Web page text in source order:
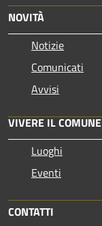
NOVITÀ
Notizie
Comunicati
Avvisi
VIVERE IL COMUNE
Luoghi
Eventi
CONTATTI